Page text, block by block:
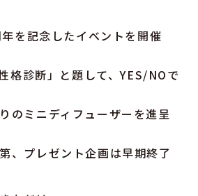
を記念したイベントを開催
格診断」と題して、YES/NOで
のミニディフューザーを進呈
、プレゼント企画は早期終了